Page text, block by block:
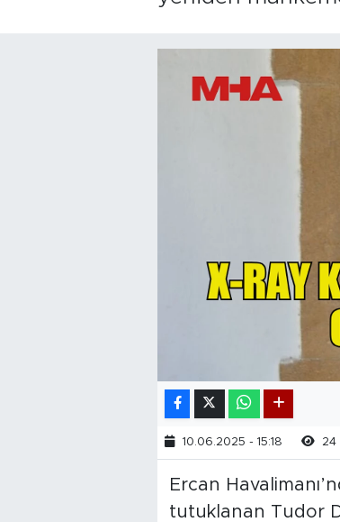
10.06.2025 - 15:18 24
Ercan
tutuklanan Tudor